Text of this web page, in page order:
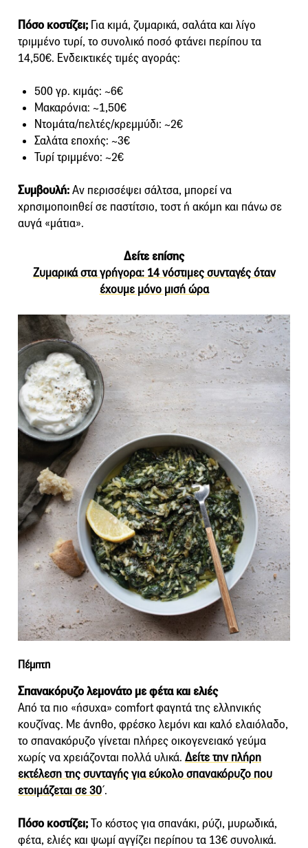
Πόσο κοστίζει; Για κιμά, ζυμαρικά, σαλάτα και λίγο
τριμμένο τυρί, το συνολικό ποσό φτάνει περίπου τα
14,50€. Ενδεικτικές τιμές αγοράς:
500 γρ. κιμάς: ~6€
Μακαρόνια: ~1,50€
Ντομάτα/πελτές/κρεμμύδι: ~2€
Σαλάτα εποχής: ~3€
Τυρί τριμμένο: ~2€
Συμβουλή:Αν περισσέψει σάλτσα, μπορεί να
χρησιμοποιηθεί σε παστίτσιο, τοστ ή ακόμη και πάνω σε
αυγά «μάτια».
Δείτε επίσης
Ζυμαρικά στα γρήγορα: 14 νόστιμες συνταγές όταν
έχουμε μόνο μισή ώρα
Πέμπτη
Σπανακόρυζο λεμονάτο με φέτα και ελιές
Από τα πιο «ήσυχα» comfort φαγητά της ελληνικής
κουζίνας. Με άνηθο, φρέσκο λεμόνι και καλό ελαιόλαδο,
το σπανακόρυζο γίνεται πλήρες οικογενειακό γεύμα
χωρίς να χρειάζονται πολλά υλικά. Δείτε την πλήρη
εκτέλεση της συνταγής για εύκολο σπανακόρυζο που
ετοιμάζεται σε 30΄.
Πόσο κοστίζει;Το κόστος για σπανάκι, ρύζι, μυρωδικά,
φέτα, ελιές και ψωμί αγγίζει περίπου τα 13€ συνολικά.